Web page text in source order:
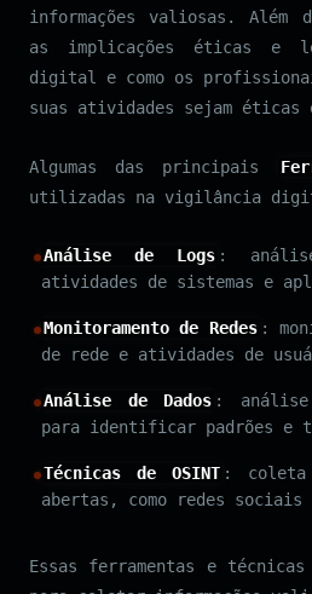
informações valiosas. Além
as implicações éticas e
digital e como os
suas atividades sejam éticas
Algumas das principais
utilizadas na vigilância
Análise de Logs :
atividades de sistemas e
Monitoramento de Redes :
de rede e atividades de
Análise de Dados : análise
para identificar padrões e
Técnicas de OSINT : coleta
abertas, como redes sociais
Essas ferramentas e